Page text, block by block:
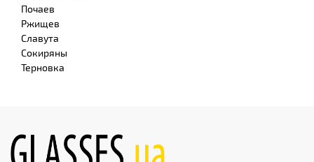
Почаев
Ржищев
Славута
Сокиряны
Терновка